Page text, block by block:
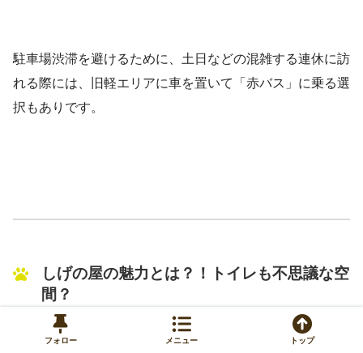
駐車場渋滞を避けるために、土日などの混雑する連休に訪
れる際には、旧軽エリアに車を置いて「赤バス」に乗る選
択もありです。
しげの屋の魅力とは？！トイレも不思議な空
間？
やはり、峠だけあって絶景を楽しむことができます。
フォロー メニュー トップ